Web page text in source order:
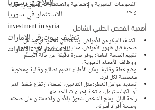
العلاج في سوريا
الاستثمار في سوريا
investment in syria
تنظيف بيوت في الإمارات
الإستثمار في الإمارات
الفحوصات المخبرية والإشعاعية والاستشارات الطبية في مكان
واحد.
أهمية الفحص الطبي الشامل
الكشف المبكر عن الأمراض: يساعد في تحديد أي مشاكل
صحية قبل ظهور الأعراض، مما يزيد من فرص العلاج الفعال.
تقييم الصحة العامة: يوفر صورة دقيقة عن حالة الجسم
ووظائف الأعضاء الحيوية.
وضع خطة وقائية: يمكن للأطباء تقديم نصائح وقائية وعلاجية
مخصصة لكل فرد.
تحديد عوامل الخطر: مثل التدخين، السمنة، ارتفاع ضغط الدم
أو الكوليسترول، واتخاذ إجراءات للحد منها.
راحة البال: يمنح الشخص شعورًا بالأمان والاطمئنان على صحته
وصحة أفراد أسرته.